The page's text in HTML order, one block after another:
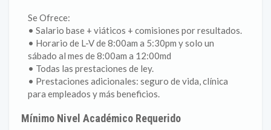
Se Ofrece:
• Salario base + viáticos + comisiones por resultados.
• Horario de L-V de 8:00am a 5:30pm y solo un
sábado al mes de 8:00am a 12:00md
• Todas las prestaciones de ley.
• Prestaciones adicionales: seguro de vida, clínica
para empleados y más beneficios.
Mínimo Nivel Académico Requerido